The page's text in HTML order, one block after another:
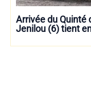
Arrivée du Quinté
Jenilou (6) tient